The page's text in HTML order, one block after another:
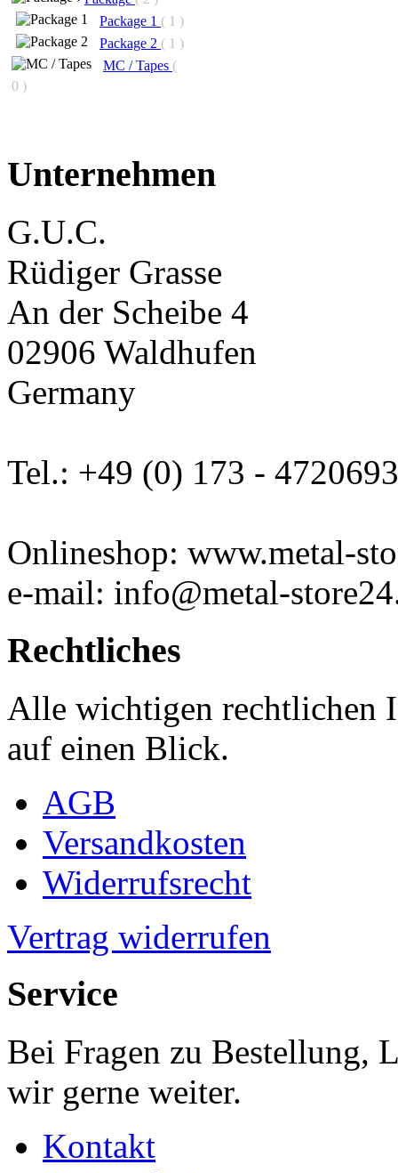
Package 1 ( 1 )
Package 2 ( 1 )
MC / Tapes (
0 )
Unternehmen
G.U.C.
Rüdiger Grasse
An der Scheibe 4
02906 Waldhufen
Germany
Tel.: +49 (0) 173 - 4720693
Onlineshop: www.metal-
e-mail: info@metal-
Rechtliches
Alle wichtigen rechtlichen
auf einen Blick.
AGB
Versandkosten
Widerrufsrecht
Vertrag widerrufen
Service
Bei Fragen zu Bestellung,
wir gerne weiter.
Kontakt